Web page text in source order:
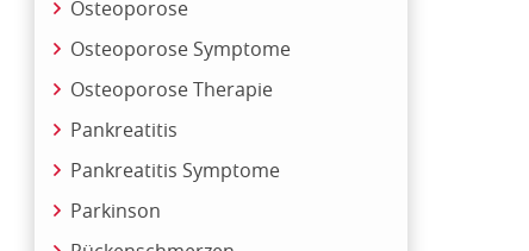
Osteoporose
Osteoporose Symptome
Osteoporose Therapie
Pankreatitis
Pankreatitis Symptome
Parkinson